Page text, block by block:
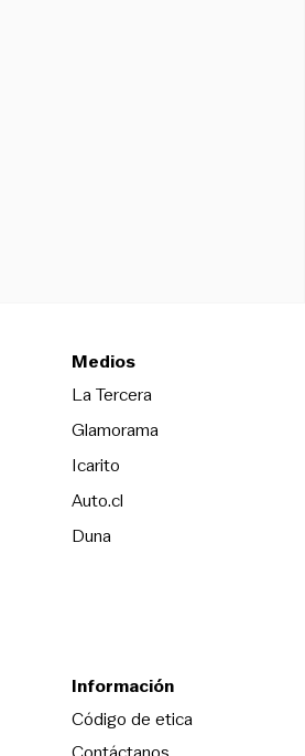
Medios
La TerceraOpens in new
Glamorama
Icarito
Auto.cl
DunaOpens in new window
Información
Código de eticaOpens in new